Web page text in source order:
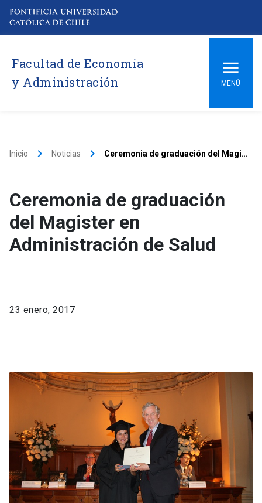
Facultad de Economía
y Administración
MENÚ
Inicio keyboard_arrow_right Noticias keyboard_arrow_right Ceremonia de graduación del Magister en Administración de Salud
Ceremonia de graduación
del Magister en
Administración de Salud
23 enero, 2017